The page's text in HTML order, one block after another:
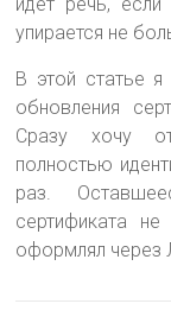
упирается не
В этой статье
обновления
Сразу хочу
полностью
раз.
сертификата
оформлял через